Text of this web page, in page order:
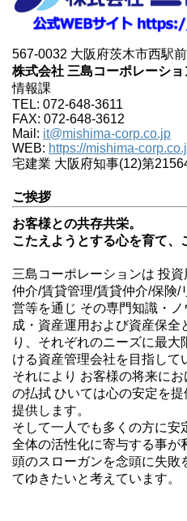
567-0032 大阪府茨木市西駅
株式会社 三島コーポレーショ
情報課
TEL: 072-648-3611
FAX: 072-648-3612
Mail: it@mishima-corp.co.jp
WEB: https://mishima-
宅建業 大阪府知事(12)第
ご挨拶
お客様との共存共栄。
こたえようとする心を育て、
三島コーポレーションは 投
仲介/賃貸管理/賃貸仲介/保険/
営等を通じ その専門知識・
成・資産運用および資産保全
り、それぞれのニーズに最
ける資産管理会社を目指して
それにより お客様の将来に
の払拭 ひいては心の安定を
提供します。
そして一人でも多くの方に安
全体の活性化に寄与する事が
頭のスローガンを念頭に失敗
てゆきたいと考えています。